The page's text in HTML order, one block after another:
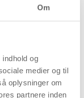
Om
og
medier og til
oplysninger om
partnere inden
med at
hos et meget
i urinen
med at
et tydeligt